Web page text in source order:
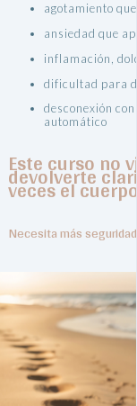
agotamiento
ansiedad que
inflamación,
dificultad para
desconexión
automático
Este curso no
devolverte
veces el
Necesita más